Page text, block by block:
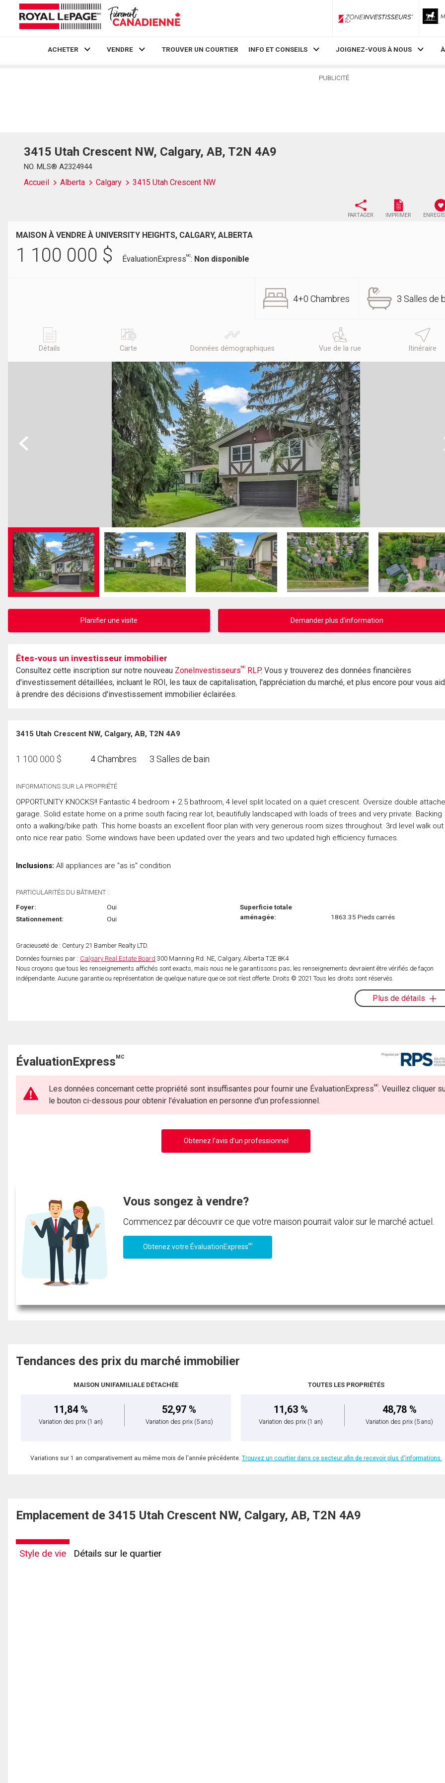
ZoneInvestisseurs RLP
ACHETER VENDRE TROUVER UN COURTIER INFO ET CONSEILS JOIGNEZ-VOUS À NOUS
PUBLICITÉ
3415 Utah Crescent NW, Calgary, AB, T2N 4A9
NO. MLS® A2324944
Accueil Alberta Calgary 3415 Utah Crescent NW
PARTAGER IMPRIMER
MAISON À VENDRE À UNIVERSITY HEIGHTS, CALGARY, ALBERTA
1 100 000 $ ÉvaluationExpressMC: Non disponible
4+0 Chambres 3 Salles de
Détails Carte Données démographiques Vue de la rue Itinéraire
Previous
Planifier une visite Demander plus d'information
Êtes-vous un investisseur immobilier
Consultez cette inscription sur notre nouveau ZoneInvestisseursMC RLP. Vous y trouverez des données financières
d'investissement détaillées, incluant le ROI, les taux de capitalisation, l'appréciation du marché, et plus encore pour vous
à prendre des décisions d'investissement immobilier éclairées.
3415 Utah Crescent NW, Calgary, AB, T2N 4A9
1 100 000 $ 4 Chambres 3 Salles de bain
INFORMATIONS SUR LA PROPRIÉTÉ
OPPORTUNITY KNOCKS!! Fantastic 4 bedroom + 2.5 bathroom, 4 level split located on a quiet crescent. Oversize double
garage. Solid estate home on a prime south facing rear lot, beautifully landscaped with loads of trees and very private. Backing
onto a walking/bike path. This home boasts an excellent floor plan with very generous room sizes throughout. 3rd level walk out
onto nice rear patio. Some windows have been updated over the years and two updated high efficiency furnaces.
Inclusions: All appliances are "as is" condition
PARTICULARITÉS DU BÂTIMENT :
Foyer:
Oui
Stationnement:
Oui
Superficie totale
aménagée:
1863.35 Pieds carrés
Gracieuseté de : Century 21 Bamber Realty LTD.
Données fournies par : Calgary Real Estate Board 300 Manning Rd. NE, Calgary, Alberta T2E 8K4
Nous croyons que tous les renseignements affichés sont exacts, mais nous ne le garantissons pas; les renseignements devraient être vérifiés de façon
indépendante. Aucune garantie ou représentation de quelque nature que ce soit n’est offerte. Droits © 2021 Tous les droits sont réservés.
Plus de détails
ÉvaluationExpressMC
Les données concernant cette propriété sont insuffisantes pour fournir une ÉvaluationExpressMC. Veuillez cliquer
le bouton ci-dessous pour obtenir l'évaluation en personne d’un professionnel.
Obtenez l’avis d’un professionnel
Vous songez à vendre?
Commencez par découvrir ce que votre maison pourrait valoir sur le marché actuel.
Obtenez votre ÉvaluationExpressMC
Tendances des prix du marché immobilier
MAISON UNIFAMILIALE DÉTACHÉE
11,84 %
Variation des prix (1 an)
52,97 %
Variation des prix (5 ans)
TOUTES LES PROPRIÉTÉS
11,63 %
Variation des prix (1 an)
48,78 %
Variation des prix (5 ans)
Variations sur 1 an comparativement au même mois de l'année précédente. Trouvez un courtier dans ce secteur afin de recevoir plus d'informations.
Emplacement de 3415 Utah Crescent NW, Calgary, AB, T2N 4A9
Style de vie Détails sur le quartier